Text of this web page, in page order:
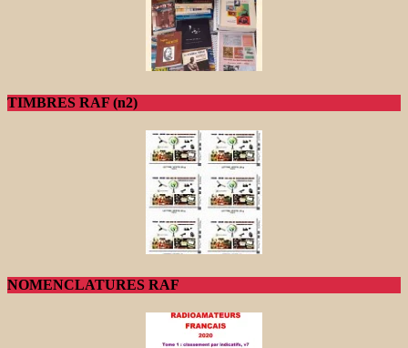
TIMBRES RAF (n2)
NOMENCLATURES RAF